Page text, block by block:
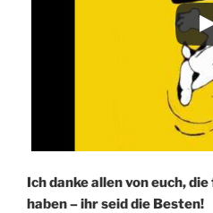
Ich danke allen von euch,
haben – ihr seid die Besten!